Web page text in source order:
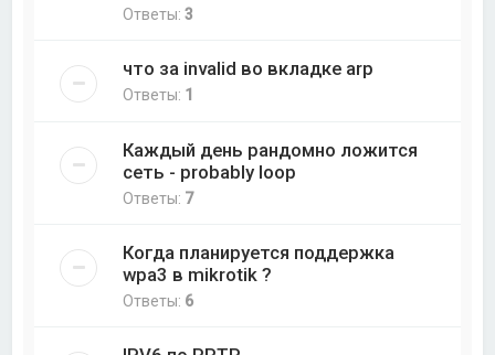
Ответы:3
что за invalid во вкладке arp
Ответы: 1
Каждый день рандомно ложится
сеть - probably loop
Ответы: 7
Когда планируется поддержка
wpa3 в mikrotik ?
Ответы: 6